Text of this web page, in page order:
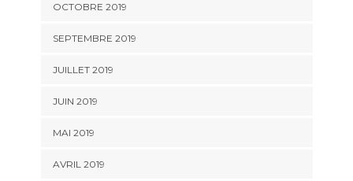
OCTOBRE 2019
SEPTEMBRE 2019
JUILLET 2019
JUIN 2019
MAI 2019
AVRIL 2019